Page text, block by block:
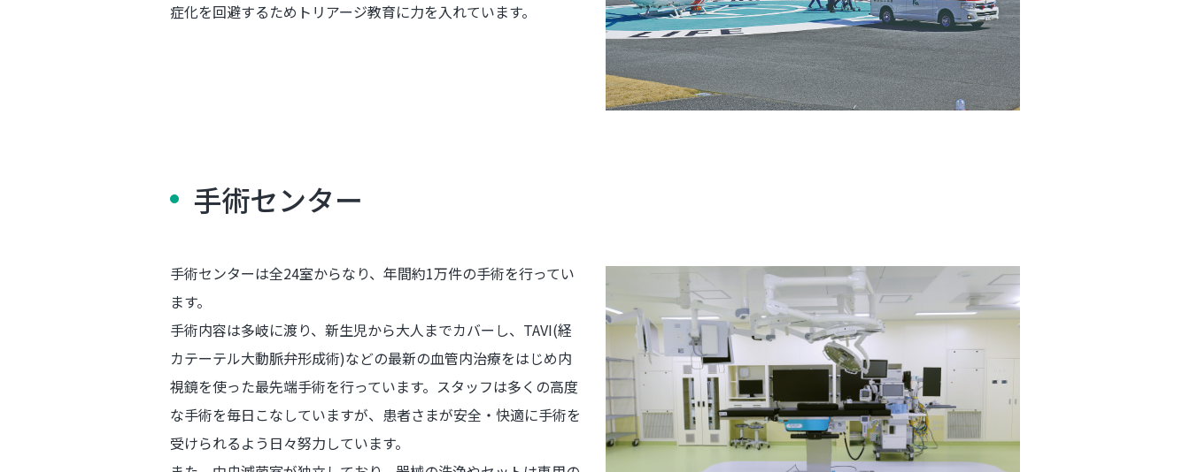
症化を回避するためトリアージ教育に力を入れています。
手術センター
手術センターは全24室からなり、年間約1万件の手術を行ってい
ます。
手術内容は多岐に渡り、新生児から大人までカバーし、TAVI(経
カテーテル大動脈弁形成術)などの最新の血管内治療をはじめ内
視鏡を使った最先端手術を行っています。スタッフは多くの高度
な手術を毎日こなしていますが、患者さまが安全・快適に手術を
受けられるよう日々努力しています。